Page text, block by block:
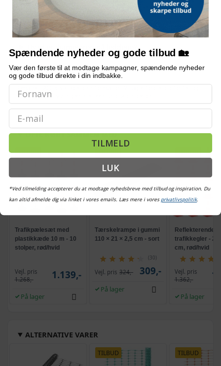
Hvor lang er kæden?
Hvad er diameteren på leddene?
Hvordan monteres kæden?
mangler, og oplysningerne er ikke juridisk bindende.
OFTE KØBT SAMMEN MED
TILBUD
Trafikpælesæt med
plastikkæde 10 m - 10
stolper, rød/hvid
Vejl. pris
1.268,-
1.139,-
På lager
TILBUD
Tærskelrampe i gummi
110 × 21 × 2,5 cm - sort
(30)
Vejl. pris 324,- 309,-
På lager
TILBUD
Reflekterende
trafikkegler - 20
cm, rød/hvid
Vejl. pris
1.362,-
På lager
ALTERNATIVE VARER
TILBUD TILBUD
Spændende nyheder og gode tilbud 🏡
Vær den første til at modtage kampagner, spændende nyheder
og gode tilbud direkte i din indbakke.
Email
TILMELD
LUK
*Ved tilmelding accepterer du at modtage nyhedsbreve med tilbud og inspiration. Du
kan altid afmelde dig via linket i vores emails. Læs mere i vores privatlivspolitik.